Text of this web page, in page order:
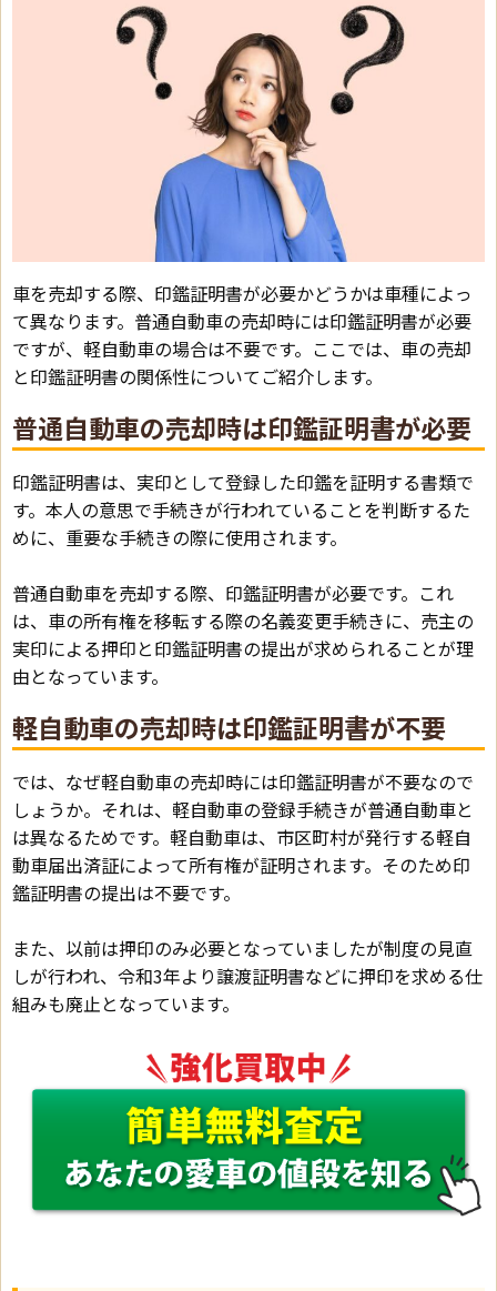
車を売却する際、印鑑証明書が必要かどうかは車種によっ
て異なります。普通自動車の売却時には印鑑証明書が必要
ですが、軽自動車の場合は不要です。ここでは、車の売却
と印鑑証明書の関係性についてご紹介します。
普通自動車の売却時は印鑑証明書が必要
印鑑証明書は、実印として登録した印鑑を証明する書類で
す。本人の意思で手続きが行われていることを判断するた
めに、重要な手続きの際に使用されます。
普通自動車を売却する際、印鑑証明書が必要です。これ
は、車の所有権を移転する際の名義変更手続きに、売主の
実印による押印と印鑑証明書の提出が求められることが理
由となっています。
軽自動車の売却時は印鑑証明書が不要
では、なぜ軽自動車の売却時には印鑑証明書が不要なので
しょうか。それは、軽自動車の登録手続きが普通自動車と
は異なるためです。軽自動車は、市区町村が発行する軽自
動車届出済証によって所有権が証明されます。そのため印
鑑証明書の提出は不要です。
また、以前は押印のみ必要となっていましたが制度の見直
しが行われ、令和3年より譲渡証明書などに押印を求める仕
組みも廃止となっています。